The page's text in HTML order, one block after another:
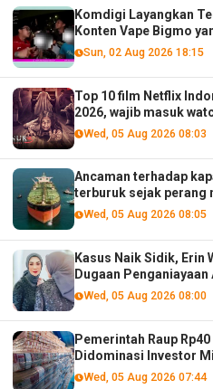
Komdigi Layangkan
Konten Vape Bigmo
Sun, 02 Aug 2026 18:15
Top 10 film Netflix
2026, wajib masuk
Wed, 05 Aug 2026 08:03
Ancaman terhadap
terburuk sejak perang
menurut analis
Wed, 05 Aug 2026 08:05
Kasus Naik Sidik, Erin
Dugaan Penganiayaan
Wed, 05 Aug 2026 08:00
Pemerintah Raup
Didominasi Investor
Wed, 05 Aug 2026 07:44